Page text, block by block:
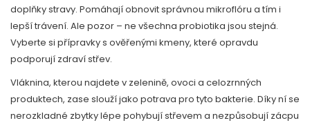
doplňky stravy. Pomáhají obnovit správnou mikroflóru a tím i
lepší trávení. Ale pozor – ne všechna probiotika jsou stejná.
Vyberte si přípravky s ověřenými kmeny, které opravdu
podporují zdraví střev.
Vláknina, kterou najdete v zelenině, ovoci a celozrnných
produktech, zase slouží jako potrava pro tyto bakterie. Díky ní se
nerozkladné zbytky lépe pohybují střevem a nezpůsobují zácpu